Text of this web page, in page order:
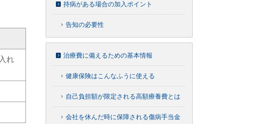
れ
持病がある場合の加入ポイント
告知の必要性
治療費に備えるための基本情報
健康保険はこんなふうに使える
自己負担額が限定される高額療養費とは
会社を休んだ時に保障される傷病手当金